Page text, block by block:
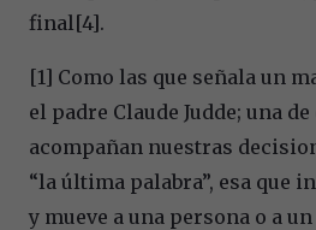
final[4].
[1] Como las que señala un
el padre Claude Judde; una
acompañan nuestras
“la última palabra”, esa que
y mueve a una persona o a